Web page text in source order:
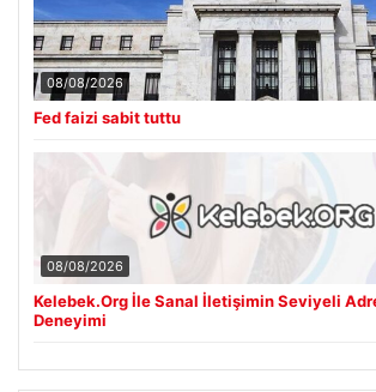
08/08/2026
Fed faizi sabit tuttu
08/08/2026
Kelebek.Org İle Sanal İletişimin Seviyeli
Deneyimi